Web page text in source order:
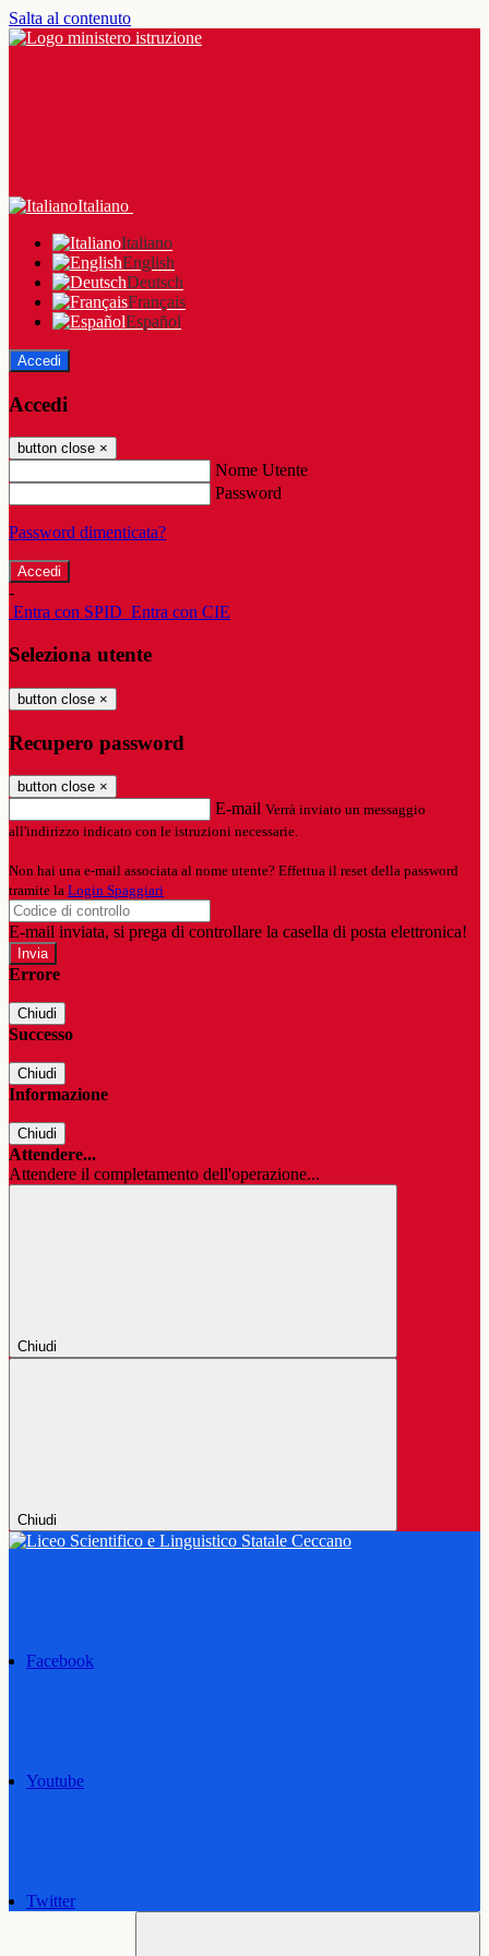
Salta al contenuto
Italiano
Italiano
English
Deutsch
Français
Español
Accedi
Accedi
button close ×
Nome Utente
Password
Password dimenticata?
-
Entra con SPID Entra con CIE
Seleziona utente
button close ×
Recupero password
button close ×
E-mail Verrà inviato un messaggio
all'indirizzo indicato con le istruzioni necessarie.
Non hai una e-mail associata al nome utente? Effettua il reset della password
tramite la Login Spaggiari
E-mail inviata, si prega di controllare la casella di posta elettronica!
Errore
Chiudi
Successo
Chiudi
Informazione
Chiudi
Attendere...
Attendere il completamento dell'operazione...
Chiudi
Chiudi
Facebook
Youtube
Twitter